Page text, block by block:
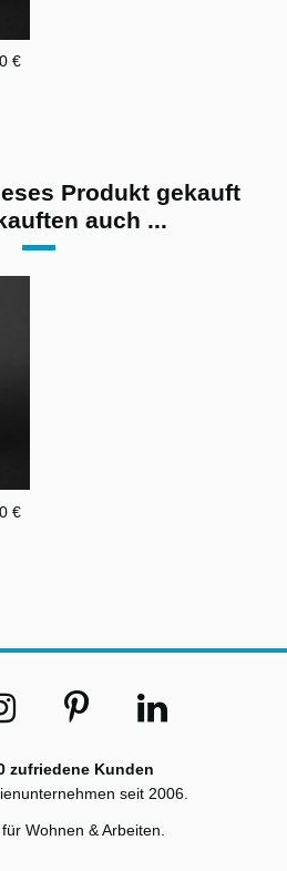
€
Produkt gekauft
auch ...
€
zufriedene Kunden
seit 2006.
Wohnen & Arbeiten.